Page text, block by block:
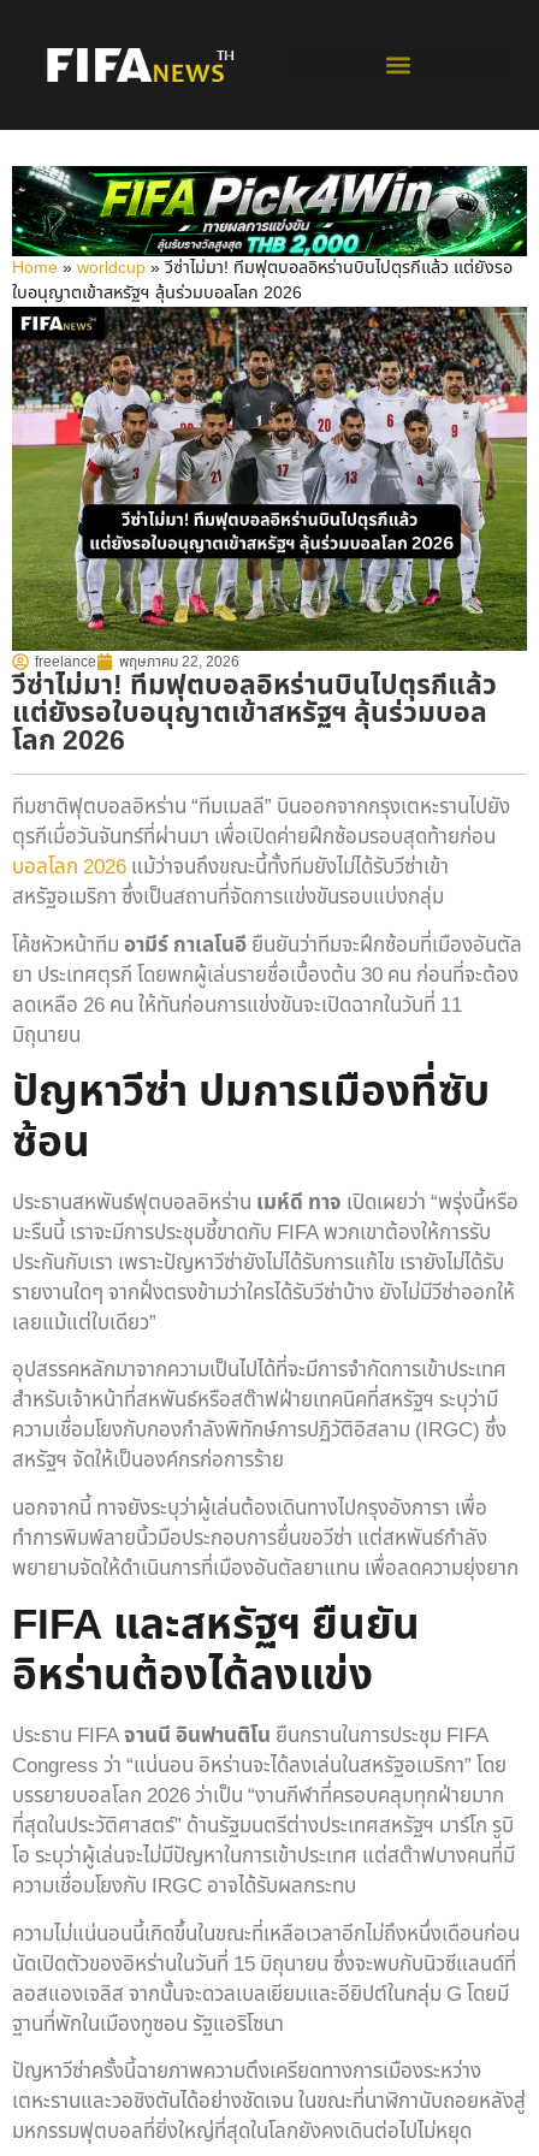
Home»worldcup»วีซ่าไม่มา! ทีมฟุตบอลอิหร่านบินไปตุรกีแล้ว แต่ยังรอ
ใบอนุญาตเข้าสหรัฐฯ ลุ้นร่วมบอลโลก 2026
freelance พฤษภาคม 22, 2026
วีซ่าไม่มา! ทีมฟุตบอลอิหร่านบินไปตุรกีแล้ว
แต่ยังรอใบอนุญาตเข้าสหรัฐฯ ลุ้นร่วมบอล
โลก 2026
ทีมชาติฟุตบอลอิหร่าน “ทีมเมลลี” บินออกจากกรุงเตหะรานไปยัง
ตุรกีเมื่อวันจันทร์ที่ผ่านมา เพื่อเปิดค่ายฝึกซ้อมรอบสุดท้ายก่อน
บอลโลก 2026แม้ว่าจนถึงขณะนี้ทั้งทีมยังไม่ได้รับวีซ่าเข้า
สหรัฐอเมริกา ซึ่งเป็นสถานที่จัดการแข่งขันรอบแบ่งกลุ่ม
โค้ชหัวหน้าทีมอามีร์ กาเลโนอียืนยันว่าทีมจะฝึกซ้อมที่เมืองอันตัล
ยา ประเทศตุรกี โดยพกผู้เล่นรายชื่อเบื้องต้น 30 คน ก่อนที่จะต้อง
ลดเหลือ 26 คน ให้ทันก่อนการแข่งขันจะเปิดฉากในวันที่ 11
มิถุนายน
ปัญหาวีซ่า ปมการเมืองที่ซับ
ซ้อน
ประธานสหพันธ์ฟุตบอลอิหร่าน เมห์ดี ทาจ เปิดเผยว่า “พรุ่งนี้หรือ
มะรืนนี้ เราจะมีการประชุมชี้ขาดกับ FIFA พวกเขาต้องให้การรับ
ประกันกับเรา เพราะปัญหาวีซ่ายังไม่ได้รับการแก้ไข เรายังไม่ได้รับ
รายงานใดๆ จากฝั่งตรงข้ามว่าใครได้รับวีซ่าบ้าง ยังไม่มีวีซ่าออกให้
เลยแม้แต่ใบเดียว”
อุปสรรคหลักมาจากความเป็นไปได้ที่จะมีการจำกัดการเข้าประเทศ
สำหรับเจ้าหน้าที่สหพันธ์หรือสต๊าฟฝ่ายเทคนิคที่สหรัฐฯ ระบุว่ามี
ความเชื่อมโยงกับกองกำลังพิทักษ์การปฏิวัติอิสลาม (IRGC) ซึ่ง
สหรัฐฯ จัดให้เป็นองค์กรก่อการร้าย
นอกจากนี้ ทาจยังระบุว่าผู้เล่นต้องเดินทางไปกรุงอังการา เพื่อ
ทำการพิมพ์ลายนิ้วมือประกอบการยื่นขอวีซ่า แต่สหพันธ์กำลัง
พยายามจัดให้ดำเนินการที่เมืองอันตัลยาแทน เพื่อลดความยุ่งยาก
FIFA และสหรัฐฯ ยืนยัน
อิหร่านต้องได้ลงแข่ง
ประธาน FIFAจานนี อินฟานติโน ยืนกรานในการประชุม FIFA
Congress ว่า “แน่นอน อิหร่านจะได้ลงเล่นในสหรัฐอเมริกา” โดย
บรรยายบอลโลก 2026 ว่าเป็น “งานกีฬาที่ครอบคลุมทุกฝ่ายมาก
ที่สุดในประวัติศาสตร์” ด้านรัฐมนตรีต่างประเทศสหรัฐฯ มาร์โก รูบิ
โอ ระบุว่าผู้เล่นจะไม่มีปัญหาในการเข้าประเทศ แต่สต๊าฟบางคนที่มี
ความเชื่อมโยงกับ IRGC อาจได้รับผลกระทบ
ความไม่แน่นอนนี้เกิดขึ้นในขณะที่เหลือเวลาอีกไม่ถึงหนึ่งเดือนก่อน
นัดเปิดตัวของอิหร่านในวันที่ 15 มิถุนายน ซึ่งจะพบกับนิวซีแลนด์ที่
ลอสแองเจลิส จากนั้นจะดวลเบลเยียมและอียิปต์ในกลุ่ม G โดยมี
ฐานที่พักในเมืองทูซอน รัฐแอริโซนา
ปัญหาวีซ่าครั้งนี้ฉายภาพความตึงเครียดทางการเมืองระหว่าง
เตหะรานและวอชิงตันได้อย่างชัดเจน ในขณะที่นาฬิกานับถอยหลังสู่
มหกรรมฟุตบอลที่ยิ่งใหญ่ที่สุดในโลกยังคงเดินต่อไปไม่หยุด